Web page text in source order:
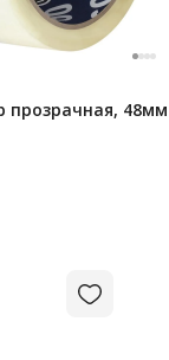
прозрачная,